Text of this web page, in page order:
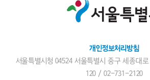
개인정보처리방침
서울특별시청 04524 서울특별시 중구 세종대
120 / 02-731-2120